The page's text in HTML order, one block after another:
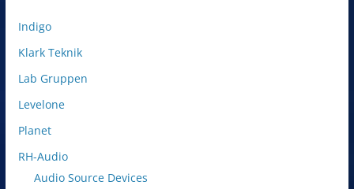
Indigo
Klark Teknik
Lab Gruppen
Levelone
Planet
RH-Audio
Audio Source Devices